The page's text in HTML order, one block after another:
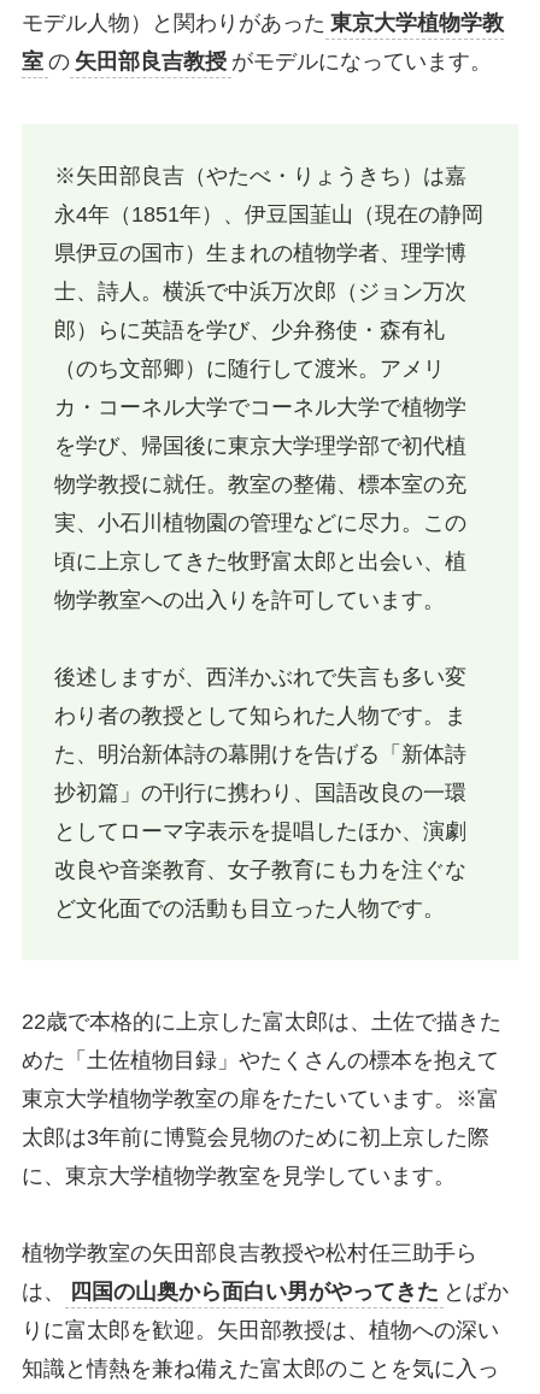
モデル人物）と関わりがあった 東京大学植物学教
室 の 矢田部良吉教授 がモデルになっています。
※矢田部良吉（やたべ・りょうきち）は嘉
永4年（1851年）、伊豆国韮山（現在の静岡
県伊豆の国市）生まれの植物学者、理学博
士、詩人。横浜で中浜万次郎（ジョン万次
郎）らに英語を学び、少弁務使・森有礼
（のち文部卿）に随行して渡米。アメリ
カ・コーネル大学でコーネル大学で植物学
を学び、帰国後に東京大学理学部で初代植
物学教授に就任。教室の整備、標本室の充
実、小石川植物園の管理などに尽力。この
頃に上京してきた牧野富太郎と出会い、植
物学教室への出入りを許可しています。
後述しますが、西洋かぶれで失言も多い変
わり者の教授として知られた人物です。ま
た、明治新体詩の幕開けを告げる「新体詩
抄初篇」の刊行に携わり、国語改良の一環
としてローマ字表示を提唱したほか、演劇
改良や音楽教育、女子教育にも力を注ぐな
ど文化面での活動も目立った人物です。
22歳で本格的に上京した富太郎は、土佐で描きた
めた「土佐植物目録」やたくさんの標本を抱えて
東京大学植物学教室の扉をたたいています。※富
太郎は3年前に博覧会見物のために初上京した際
に、東京大学植物学教室を見学しています。
植物学教室の矢田部良吉教授や松村任三助手ら
は、
四国の山奥から面白い男がやってきた とばか
りに富太郎を歓迎。矢田部教授は、植物への深い
知識と情熱を兼ね備えた富太郎のことを気に入っ